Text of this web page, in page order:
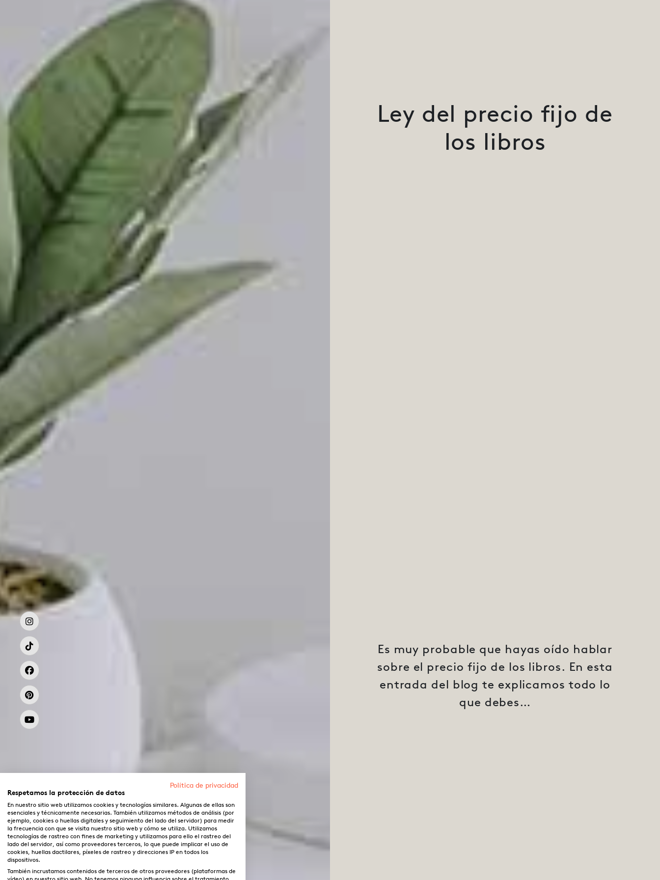
Ley del precio fijo de
los libros
Es muy probable que hayas oído hablar
sobre el precio fijo de los libros. En esta
entrada del blog te explicamos todo lo
que debes…
Política de privacidad
Respetamos la protección de datos
En nuestro sitio web utilizamos cookies y tecnologías similares. Algunas de ellas son
esenciales y técnicamente necesarias. También utilizamos métodos de análisis (por
ejemplo, cookies o huellas digitales y seguimiento del lado del servidor) para medir
la frecuencia con que se visita nuestro sitio web y cómo se utiliza. Utilizamos
tecnologías de rastreo con fines de marketing y utilizamos para ello el rastreo del
lado del servidor, así como proveedores terceros, lo que puede implicar el uso de
cookies, huellas dactilares, píxeles de rastreo y direcciones IP en todos los
dispositivos.
También incrustamos contenidos de terceros de otros proveedores (plataformas de
vídeo) en nuestro sitio web. No tenemos ninguna influencia sobre el tratamiento